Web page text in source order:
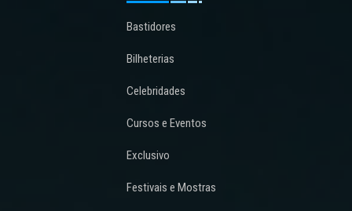
Bastidores
Bilheterias
Celebridades
Cursos e Eventos
Exclusivo
Festivais e Mostras